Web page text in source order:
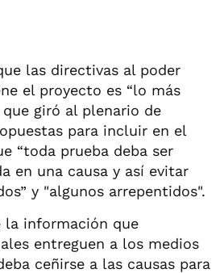
las directivas al poder
el proyecto es “lo más
giró al plenario de
para incluir en el
“toda prueba deba ser
en una causa y así evitar
y "algunos arrepentidos".
la información que
entreguen a los medios
ceñirse a las causas para